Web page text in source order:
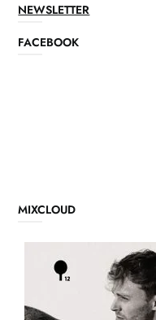
NEWSLETTER
FACEBOOK
MIXCLOUD